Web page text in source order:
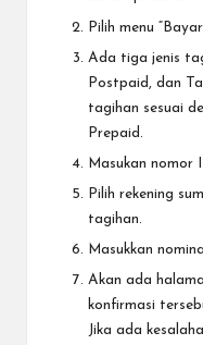
Pilih menu
Ada tiga jenis
Postpaid, dan
tagihan sesuai
Prepaid.
Masukan nomor
Pilih rekening
tagihan.
Masukkan
Akan ada
konfirmasi
Jika ada